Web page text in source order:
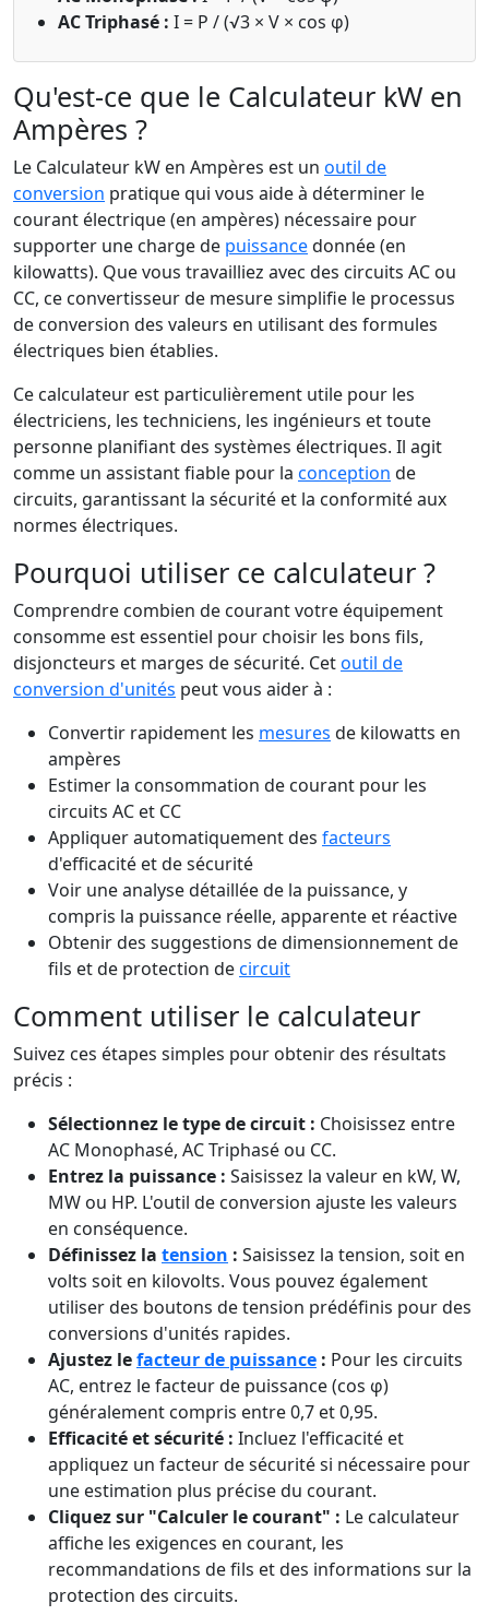
AC Triphasé : I = P / (√3 × V × cos φ)
Qu'est-ce que le Calculateur kW en
Ampères ?
Le Calculateur kW en Ampères est un outil de
conversion pratique qui vous aide à déterminer le
courant électrique (en ampères) nécessaire pour
supporter une charge de puissancedonnée (en
kilowatts). Que vous travailliez avec des circuits AC ou
CC, ce convertisseur de mesure simplifie le processus
de conversion des valeurs en utilisant des formules
électriques bien établies.
Ce calculateur est particulièrement utile pour les
électriciens, les techniciens, les ingénieurs et toute
personne planifiant des systèmes électriques. Il agit
comme un assistant fiable pour la conception de
circuits, garantissant la sécurité et la conformité aux
normes électriques.
Pourquoi utiliser ce calculateur ?
Comprendre combien de courant votre équipement
consomme est essentiel pour choisir les bons fils,
disjoncteurs et marges de sécurité. Cetoutil de
conversion d'unités peut vous aider à :
Convertir rapidement les mesures de kilowatts en
ampères
Estimer la consommation de courant pour les
circuits AC et CC
Appliquer automatiquement des facteurs
d'efficacité et de sécurité
Voir une analyse détaillée de la puissance, y
compris la puissance réelle, apparente et réactive
Obtenir des suggestions de dimensionnement de
fils et de protection decircuit
Comment utiliser le calculateur
Suivez ces étapes simples pour obtenir des résultats
précis :
Sélectionnez le type de circuit : Choisissez entre
AC Monophasé, AC Triphasé ou CC.
Entrez la puissance : Saisissez la valeur en kW, W,
MW ou HP. L'outil de conversion ajuste les valeurs
en conséquence.
Définissez la tension : Saisissez la tension, soit en
volts soit en kilovolts. Vous pouvez également
utiliser des boutons de tension prédéfinis pour des
conversions d'unités rapides.
Ajustez lefacteur de puissance : Pour les circuits
AC, entrez le facteur de puissance (cos φ)
généralement compris entre 0,7 et 0,95.
Efficacité et sécurité : Incluez l'efficacité et
appliquez un facteur de sécurité si nécessaire pour
une estimation plus précise du courant.
Cliquez sur "Calculer le courant" : Le calculateur
affiche les exigences en courant, les
recommandations de fils et des informations sur la
protection des circuits.